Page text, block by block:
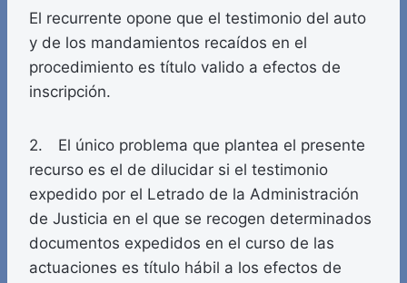
El recurrente opone que el testimonio del auto
y de los mandamientos recaídos en el
procedimiento es título valido a efectos de
inscripción.
2. El único problema que plantea el presente
recurso es el de dilucidar si el testimonio
expedido por el Letrado de la Administración
de Justicia en el que se recogen determinados
documentos expedidos en el curso de las
actuaciones es título hábil a los efectos de